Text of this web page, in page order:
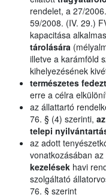
rendelet, a 27/
59/2008. (IV. 29.)
kapacitása alkalmas
tárolására
illetve a karámföld
kihelyezésének
természetes
erre a célra
az állattartó
76. § (4) szerinti,
telepi
az adott
vonatkozásában
kezelések havi
szolgáltató
76. § szerint